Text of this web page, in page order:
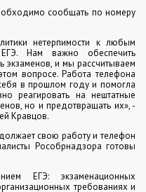
сообщать по номеру
нетерпимости к любым
Нам важно обеспечить
экзаменов, и мы рассчитываем
вопросе. Работа телефона
в прошлом году и помогла
реагировать на нештатные
но и предотвращать их», -
Кравцов.
свою работу и телефон
Рособрнадзора готовы
ЕГЭ: экзаменационных
требованиях и